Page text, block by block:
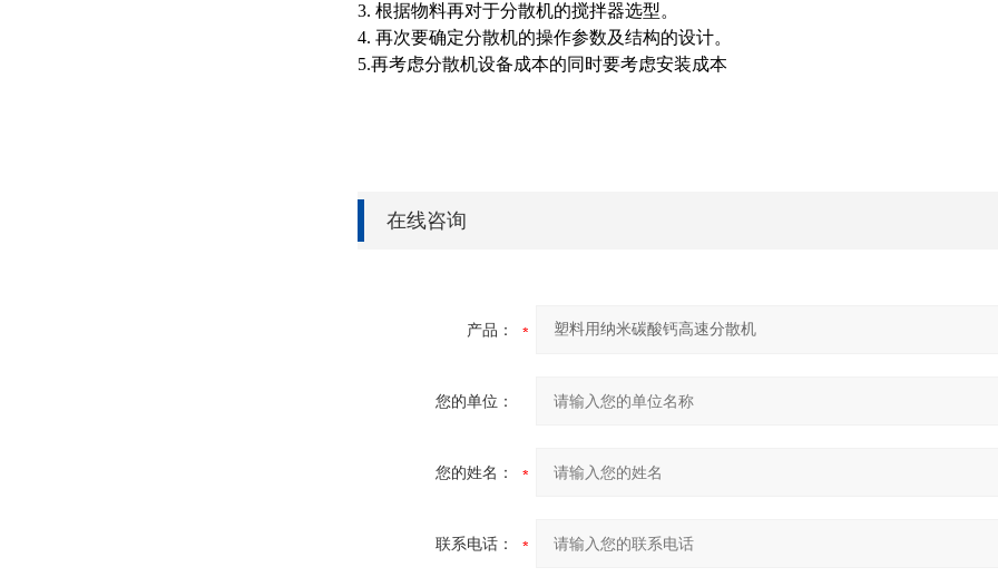
3. 根据物料再对于分散机的搅拌器选型。
4. 再次要确定分散机的操作参数及结构的设计。
5.再考虑分散机设备成本的同时要考虑安装成本
在线咨询
产品：
您的单位：
您的姓名：
联系电话：